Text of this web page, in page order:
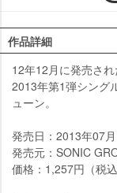
作品詳細
12年12月に発売さ
2013年第1弾シング
ューン。
発売日：2013年07
発売元：SONIC
価格：1,257円（税込